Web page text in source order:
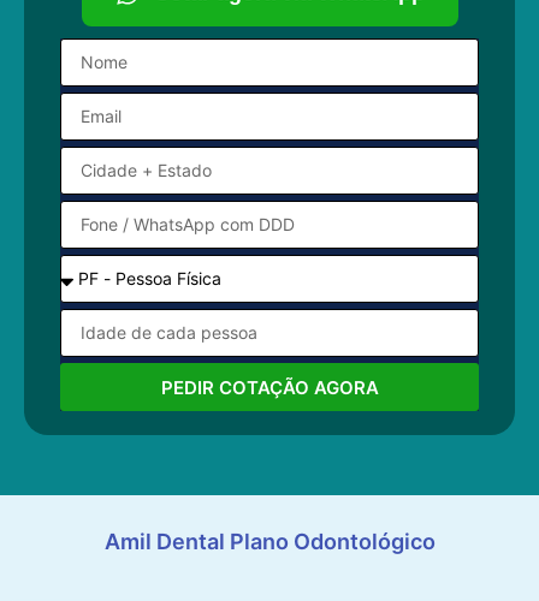
PEDIR COTAÇÃO AGORA
Amil Dental Plano Odontológico